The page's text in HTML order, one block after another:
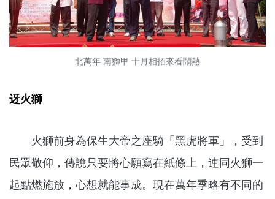
北萬年 南獅甲 十月相招來看鬧熱
迓火獅
火獅前身為保生大帝之座騎「黑虎將軍」，受到
民眾敬仰，傳說只要將心願寫在紙條上，連同火獅一
起點燃施放，心想就能事成。現在萬年季略有不同的